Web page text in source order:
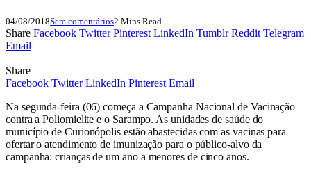
04/08/2018Sem comentários2 Mins Read
Share Facebook Twitter Pinterest LinkedIn Tumblr Reddit Telegram
Email
Share
Facebook Twitter LinkedIn Pinterest Email
Na segunda-feira (06) começa a Campanha Nacional de Vacinação
contra a Poliomielite e o Sarampo. As unidades de saúde do
município de Curionópolis estão abastecidas com as vacinas para
ofertar o atendimento de imunização para o público-alvo da
campanha: crianças de um ano a menores de cinco anos.